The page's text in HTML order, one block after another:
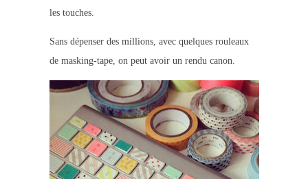
les touches.
Sans dépenser des millions, avec quelques rouleaux
de masking-tape, on peut avoir un rendu canon.